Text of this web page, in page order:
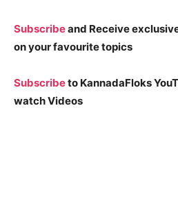
Subscribeand Receive
on your favourite topics
Subscribeto KannadaFloks
watch Videos